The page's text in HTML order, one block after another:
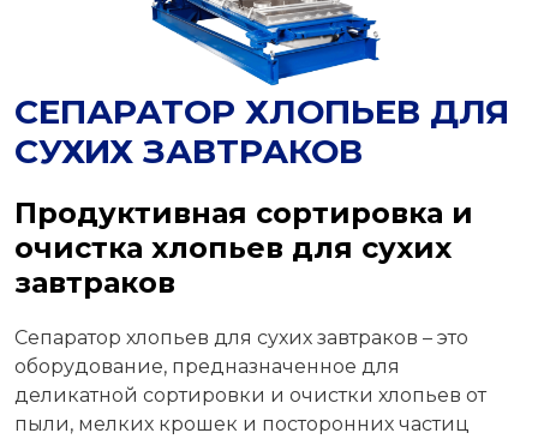
СЕПАРАТОР ХЛОПЬЕВ ДЛЯ
СУХИХ ЗАВТРАКОВ
Продуктивная сортировка и
очистка хлопьев для сухих
завтраков
Сепаратор хлопьев для сухих завтраков – это
оборудование, предназначенное для
деликатной сортировки и очистки хлопьев от
пыли, мелких крошек и посторонних частиц